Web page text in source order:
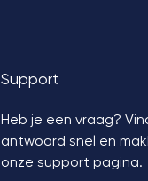
Support
Heb je een vraag?
antwoord snel en
onze support pagina.